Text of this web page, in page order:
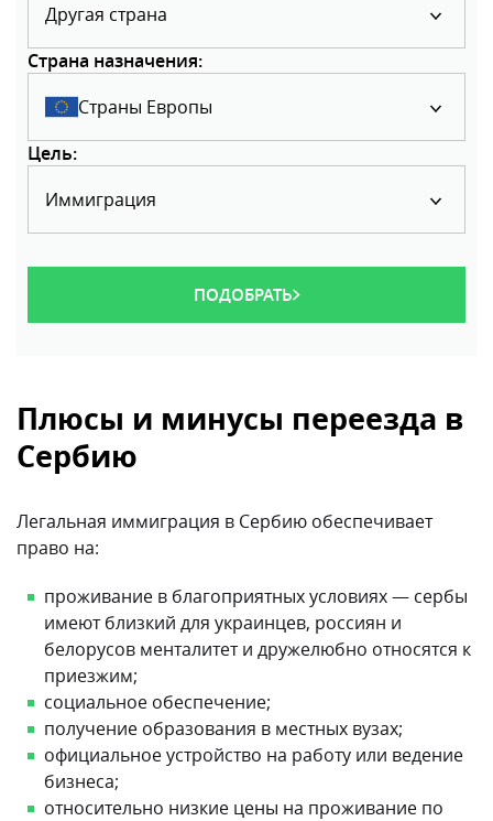
Другая страна
Страна назначения:
Страны Европы
Цель:
Иммиграция
ПОДОБРАТЬ
Плюсы и минусы переезда в
Сербию
Легальная иммиграция в Сербию обеспечивает
право на:
проживание в благоприятных условиях — сербы
имеют близкий для украинцев, россиян и
белорусов менталитет и дружелюбно относятся к
приезжим;
социальное обеспечение;
получение образования в местных вузах;
официальное устройство на работу или ведение
бизнеса;
относительно низкие цены на проживание по